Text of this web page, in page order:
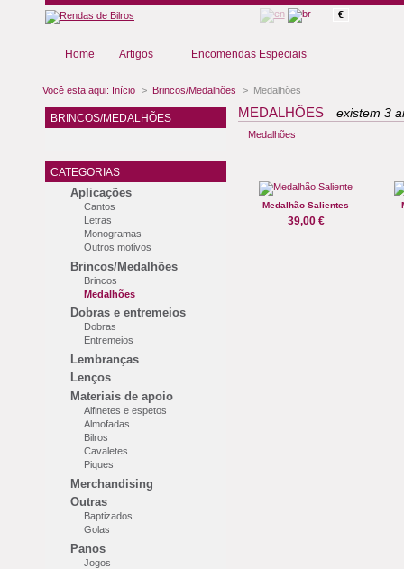
€
Home Artigos Encomendas Especiais
BRINCOS/MEDALHÕES
CATEGORIAS
Aplicações
Cantos
Letras
Monogramas
Outros motivos
Brincos/Medalhões
Brincos
Medalhões
Dobras e entremeios
Dobras
Entremeios
Lembranças
Lenços
Materiais de apoio
Alfinetes e espetos
Almofadas
Bilros
Cavaletes
Piques
Merchandising
Outras
Baptizados
Golas
Panos
Jogos
Você esta aqui: Início > Brincos/Medalhões > Medalhões
MEDALHÕES existem 3
Medalhões
Medalhão Salientes
39,00 €